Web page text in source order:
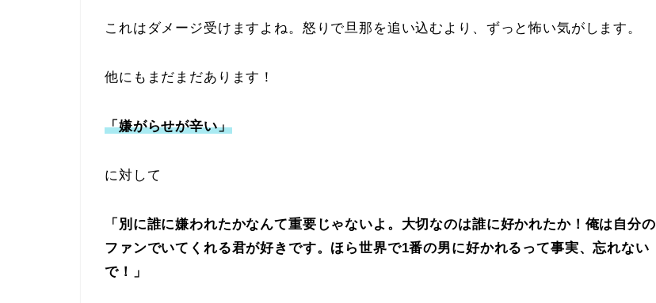
これはダメージ受けますよね。怒りで旦那を追い込むより、ずっと怖い気がします。
他にもまだまだあります！
「嫌がらせが辛い」
に対して
「別に誰に嫌われたかなんて重要じゃないよ。大切なのは誰に好かれたか！俺は自分の
ファンでいてくれる君が好きです。ほら世界で1番の男に好かれるって事実、忘れない
で！」